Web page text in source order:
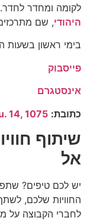
לקומה ומחדר
היהודי, שם
בימי ראשון
פייסבוק
אינסטגרם
כתובת: 14, 1075
שיתוף
אל
יש לכם טיפים?
החוויות שלכם,
לחברי הקבוצה על